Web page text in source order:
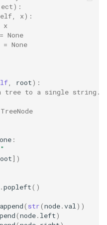
x):
x
None
, root):
tree to a single string.
:
])
.popleft()
append( str(node.val))
(node. left)